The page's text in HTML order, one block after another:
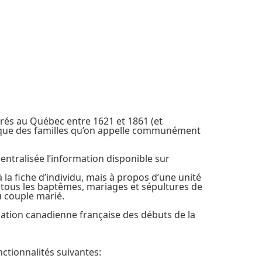
au Québec entre 1621 et 1861 (et
des familles qu’on appelle communément
l’information disponible sur
fiche d’individu, mais à propos d’une unité
les baptêmes, mariages et sépultures de
couple marié.
canadienne française des débuts de la
suivantes: